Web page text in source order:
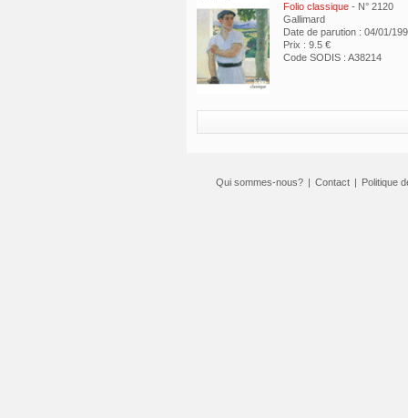
Folio classique - N° 2120
Gallimard
Date de parution : 04/01/
Prix : 9.5 €
Code SODIS : A38214
Qui sommes-nous? | Contact | Politique